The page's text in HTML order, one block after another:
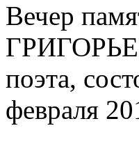
Вечер
поэта,
февраля